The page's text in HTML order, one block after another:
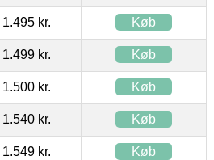
1.495 kr. Køb
1.499 kr. Køb
1.500 kr. Køb
1.540 kr. Køb
1.549 kr. Køb